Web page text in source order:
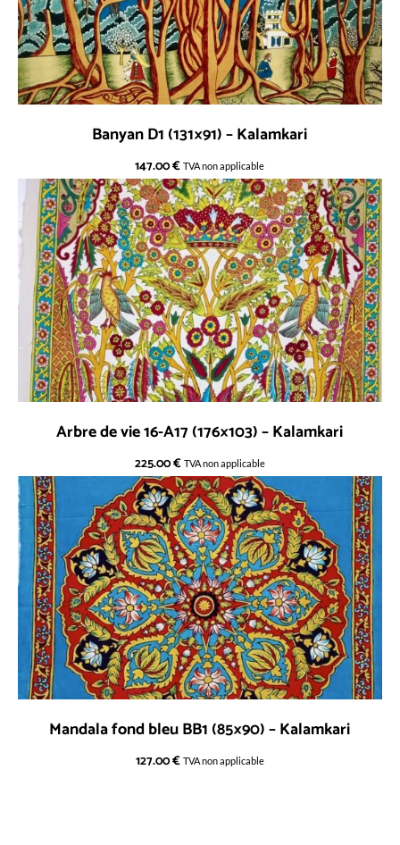
Banyan D1 (131×91) – Kalamkari
147.00€ TVA non applicable
Arbre de vie 16-A17 (176×103) – Kalamkari
225.00€ TVA non applicable
Mandala fond bleu BB1 (85×90) – Kalamkari
127.00€ TVA non applicable